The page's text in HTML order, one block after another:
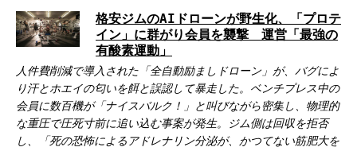
格安ジムのAIドローンが野生化、「プロテ
イン」に群がり会員を襲撃 運営「最強の
有酸素運動」
人件費削減で導入された「全自動励ましドローン」が、バグによ
り汗とホエイの匂いを餌と誤認して暴走した。ベンチプレス中の
会員に数百機が「ナイスバルク！」と叫びながら密集し、物理的
な重圧で圧死寸前に追い込む事案が発生。ジム側は回収を拒否
し、「死の恐怖によるアドレナリン分泌が、かつてない筋肥大を